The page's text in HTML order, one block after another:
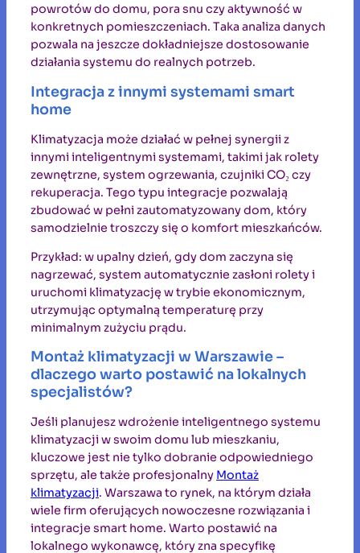
powrotów do domu, pora snu czy aktywność w
konkretnych pomieszczeniach. Taka analiza danych
pozwala na jeszcze dokładniejsze dostosowanie
działania systemu do realnych potrzeb.
Integracja z innymi systemami smart
home
Klimatyzacja może działać w pełnej synergii z
innymi inteligentnymi systemami, takimi jak rolety
zewnętrzne, system ogrzewania, czujniki CO₂ czy
rekuperacja. Tego typu integracje pozwalają
zbudować w pełni zautomatyzowany dom, który
samodzielnie troszczy się o komfort mieszkańców.
Przykład: w upalny dzień, gdy dom zaczyna się
nagrzewać, system automatycznie zasłoni rolety i
uruchomi klimatyzację w trybie ekonomicznym,
utrzymując optymalną temperaturę przy
minimalnym zużyciu prądu.
Montaż klimatyzacji w Warszawie –
dlaczego warto postawić na lokalnych
specjalistów?
Jeśli planujesz wdrożenie inteligentnego systemu
klimatyzacji w swoim domu lub mieszkaniu,
kluczowe jest nie tylko dobranie odpowiedniego
sprzętu, ale także profesjonalny Montaż
klimatyzacji. Warszawa to rynek, na którym działa
wiele firm oferujących nowoczesne rozwiązania i
integracje smart home. Warto postawić na
lokalnego wykonawcę, który zna specyfikę